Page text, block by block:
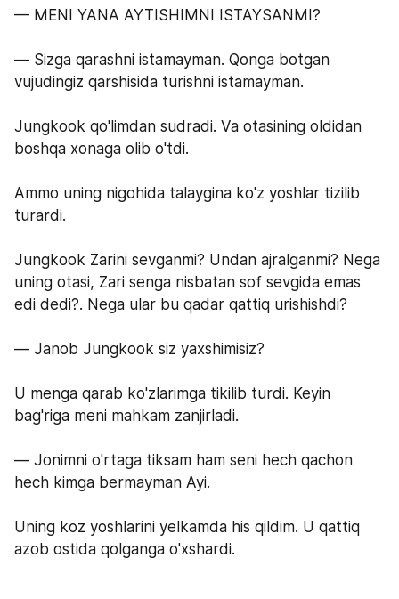
— MENI YANA AYTISHIMNI ISTAYSANMI?
— Sizga qarashni istamayman. Qonga botgan
vujudingiz qarshisida turishni istamayman.
Jungkook qo'limdan sudradi. Va otasining oldidan
boshqa xonaga olib o'tdi.
Ammo uning nigohida talaygina ko'z yoshlar tizilib
turardi.
Jungkook Zarini sevganmi? Undan ajralganmi? Nega
uning otasi, Zari senga nisbatan sof sevgida emas
edi dedi?. Nega ular bu qadar qattiq urishishdi?
— Janob Jungkook siz yaxshimisiz?
U menga qarab ko'zlarimga tikilib turdi. Keyin
bag'riga meni mahkam zanjirladi.
— Jonimni o'rtaga tiksam ham seni hech qachon
hech kimga bermayman Ayi.
Uning koz yoshlarini yelkamda his qildim. U qattiq
azob ostida qolganga o'xshardi.